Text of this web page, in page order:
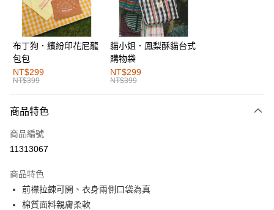
街口支付
運送方式
全家取貨付款
每筆NT$60，滿NT$1,000(含以上)免運費
付款後全家取貨
萊爾富取貨付款
付款後萊爾富取貨
每筆NT$60，滿NT$1,000(含以上)免運費
布丁狗．繽紛印花尼龍
包包
NT$299
NT$399
貓小姐．鳳梨酥貓台式
購物袋
NT$299
NT$399
商品特色
商品編號
11313067
商品特色
前襟拉鍊可開、衣身兩側口袋為真
棉質面料親膚柔軟